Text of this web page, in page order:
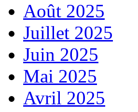
Août 2025
Juillet 2025
Juin 2025
Mai 2025
Avril 2025